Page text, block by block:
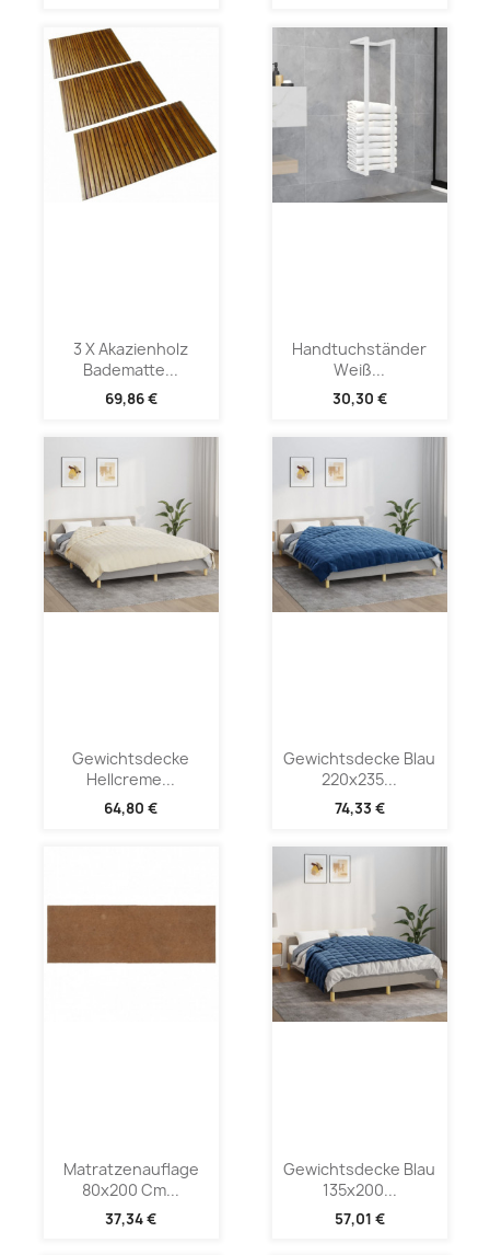
3 X Akazienholz
Badematte...
69,86 €
Handtuchständer
Weiß...
30,30 €
Gewichtsdecke
Hellcreme...
64,80 €
Gewichtsdecke Blau
220x235...
74,33 €
Matratzenauflage
80x200 Cm...
37,34 €
Gewichtsdecke Blau
135x200...
57,01 €